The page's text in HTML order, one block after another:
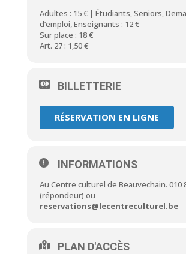
Adultes : 15 € | Étudiants, Seniors,
d’emploi, Enseignants : 12 €
Sur place : 18 €
Art. 27 : 1,50 €
BILLETTERIE
RÉSERVATION EN LIGNE
INFORMATIONS
Au Centre culturel de Beauvechain. 010
(répondeur) ou
reservations@lecentreculturel.be
PLAN D'ACCÈS